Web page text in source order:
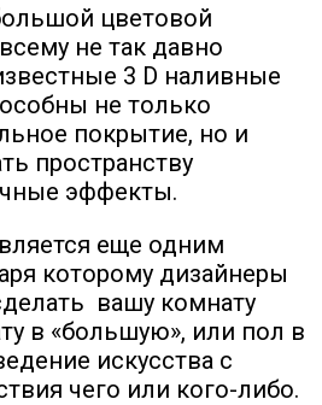
цветовой
не так давно
3 D наливные
не только
покрытие, но и
пространству
эффекты.
еще одним
которому дизайнеры
вашу комнату
в «большую», или пол в
искусства с
чего или кого-либо.